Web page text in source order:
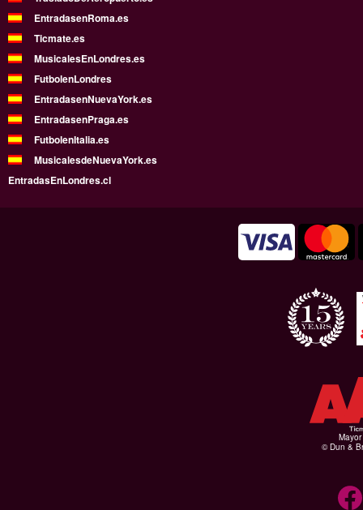
EntradasenRoma.es
Ticmate.es
MusicalesEnLondres.es
FutbolenLondres
EntradasenNuevaYork.es
EntradasenPraga.es
FutbolenItalia.es
MusicalesdeNuevaYork.es
EntradasEnLondres.cl
© Dun &